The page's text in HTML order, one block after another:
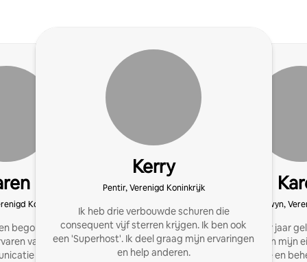
Koninkrijk
begonnen met co-
vakantiemanager.
met gasten,
Kerry
Pentir, Verenigd Koninkrijk
Ik heb drie verbouwde schuren die
consequent vijf sterren krijgen. Ik ben ook
een 'Superhost'. Ik deel graag mijn ervaringen
en help anderen.
Old Colwyn,
Ik ben een paar jaar
het verhuren van mijn
dit nu fulltime en